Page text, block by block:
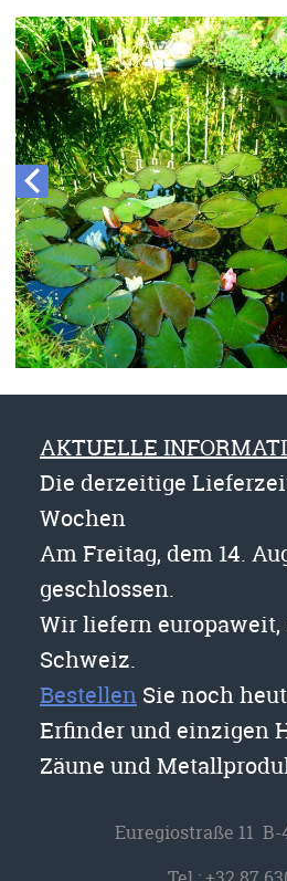
AKTUELLE
Die derzeitige
Wochen
Am Freitag, dem 14.
geschlossen.
Wir liefern
Schweiz.
Bestellen Sie noch
Erfinder und einzigen
Zäune und
Euregiostraße 11 B-